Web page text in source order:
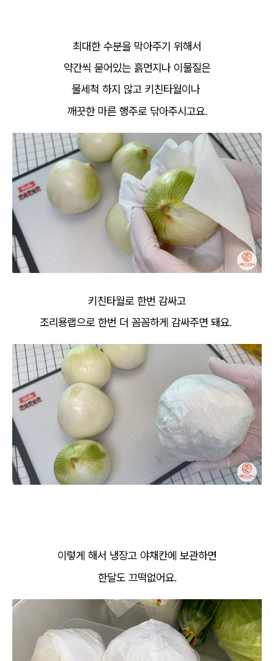
최대한 수분을 막아주기 위해서
약간씩 묻어있는 흙먼지나 이물질은
물세척 하지 않고 키친타월이나
깨끗한 마른 행주로 닦아주시고요.
키친타월로 한번 감싸고
조리용랩으로 한번 더 꼼꼼하게 감싸주면 돼요.
이렇게 해서 냉장고 야채칸에 보관하면
한달도 끄떡없어요.